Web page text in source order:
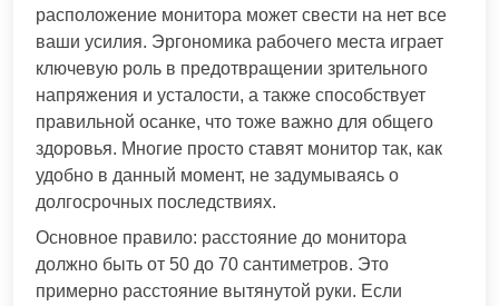
расположение монитора может свести на нет все
ваши усилия. Эргономика рабочего места играет
ключевую роль в предотвращении зрительного
напряжения и усталости, а также способствует
правильной осанке, что тоже важно для общего
здоровья. Многие просто ставят монитор так, как
удобно в данный момент, не задумываясь о
долгосрочных последствиях.
Основное правило: расстояние до монитора
должно быть от 50 до 70 сантиметров. Это
примерно расстояние вытянутой руки. Если